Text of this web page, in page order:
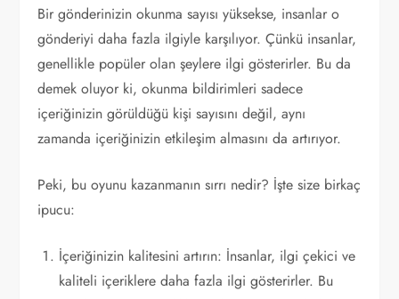
Bir gönderinizin okunma sayısı yüksekse, insanlar o
gönderiyi daha fazla ilgiyle karşılıyor. Çünkü insanlar,
genellikle popüler olan şeylere ilgi gösterirler. Bu da
demek oluyor ki, okunma bildirimleri sadece
içeriğinizin görüldüğü kişi sayısını değil, aynı
zamanda içeriğinizin etkileşim almasını da artırıyor.
Peki, bu oyunu kazanmanın sırrı nedir? İşte size birkaç
ipucu:
İçeriğinizin kalitesini artırın: İnsanlar, ilgi çekici ve
kaliteli içeriklere daha fazla ilgi gösterirler. Bu